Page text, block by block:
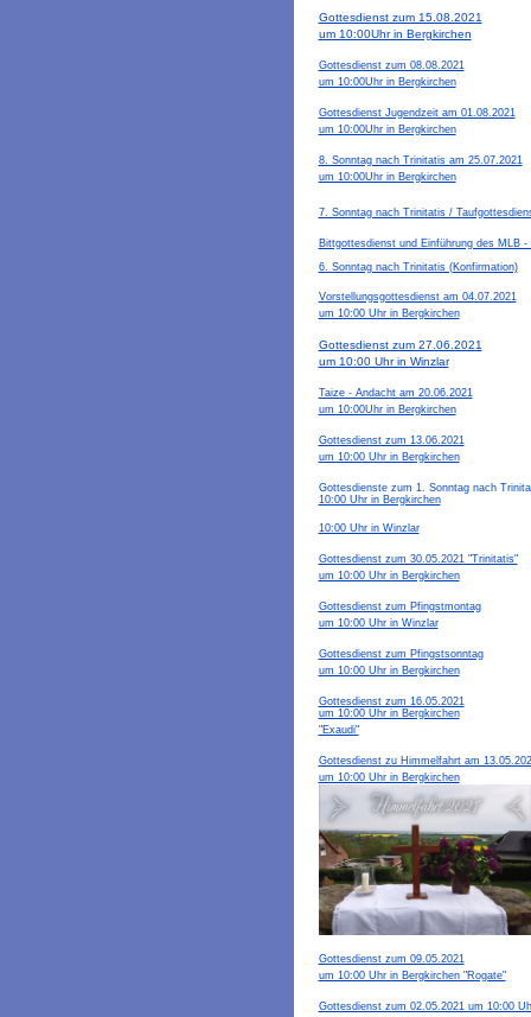
Gottesdienst zum 15.08.2021
um 10:00Uhr in Bergkirchen
Gottesdienst zum 08.08.2021
um 10:00Uhr in Bergkirchen
Gottesdienst Jugendzeit am 01.08.2021
um 10:00Uhr in Bergkirchen
8. Sonntag nach Trinitatis am 25.07.2021
um 10:00Uhr in Bergkirchen
7. Sonntag nach Trinitatis /
Bittgottesdienst und Einführung des MLB
6. Sonntag nach Trinitatis (Konfirmation)
Vorstellungsgottesdienst am 04.07.2021
um 10:00 Uhr in Bergkirchen
Gottesdienst zum 27.06.2021
um 10:00 Uhr in Winzlar
Taize - Andacht am 20.06.2021
um 10:00Uhr in Bergkirchen
Gottesdienst zum 13.06.2021
um 10:00 Uhr in Bergkirchen
Gottesdienste zum 1. Sonntag nach
10:00 Uhr in Bergkirchen
10:00 Uhr in Winzlar
Gottesdienst zum 30.05.2021 "Trinitatis"
um 10:00 Uhr in Bergkirchen
Gottesdienst zum Pfingstmontag
um 10:00 Uhr in Winzlar
Gottesdienst zum Pfingstsonntag
um 10:00 Uhr in Bergkirchen
Gottesdienst zum 16.05.2021
um 10:00 Uhr in Bergkirchen
"Exaudi"
Gottesdienst zu Himmelfahrt am
um 10:00 Uhr in Bergkirchen
Gottesdienst zum 09.05.2021
um 10:00 Uhr in Bergkirchen "Rogate"
Gottesdienst zum 02.05.2021 um 10:00